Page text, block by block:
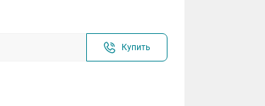
Купить